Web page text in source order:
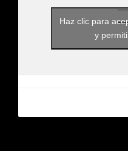
Haz clic para
y